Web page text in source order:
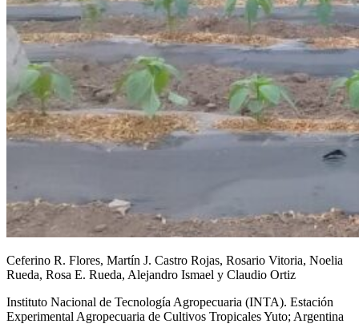
Biblioteca
Contacto
Ceferino R. Flores, Martín J. Castro Rojas, Rosario Vitoria, Noelia
Rueda, Rosa E. Rueda, Alejandro Ismael y Claudio Ortiz
Instituto Nacional de Tecnología Agropecuaria (INTA). Estación
Experimental Agropecuaria de Cultivos Tropicales Yuto; Argentina